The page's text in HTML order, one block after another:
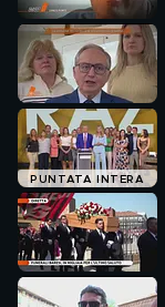
PUNTATA INTERA